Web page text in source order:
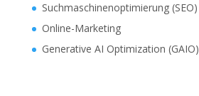
Suchmaschinenoptimierung (SEO)
Online-Marketing
Generative AI Optimization (GAIO)